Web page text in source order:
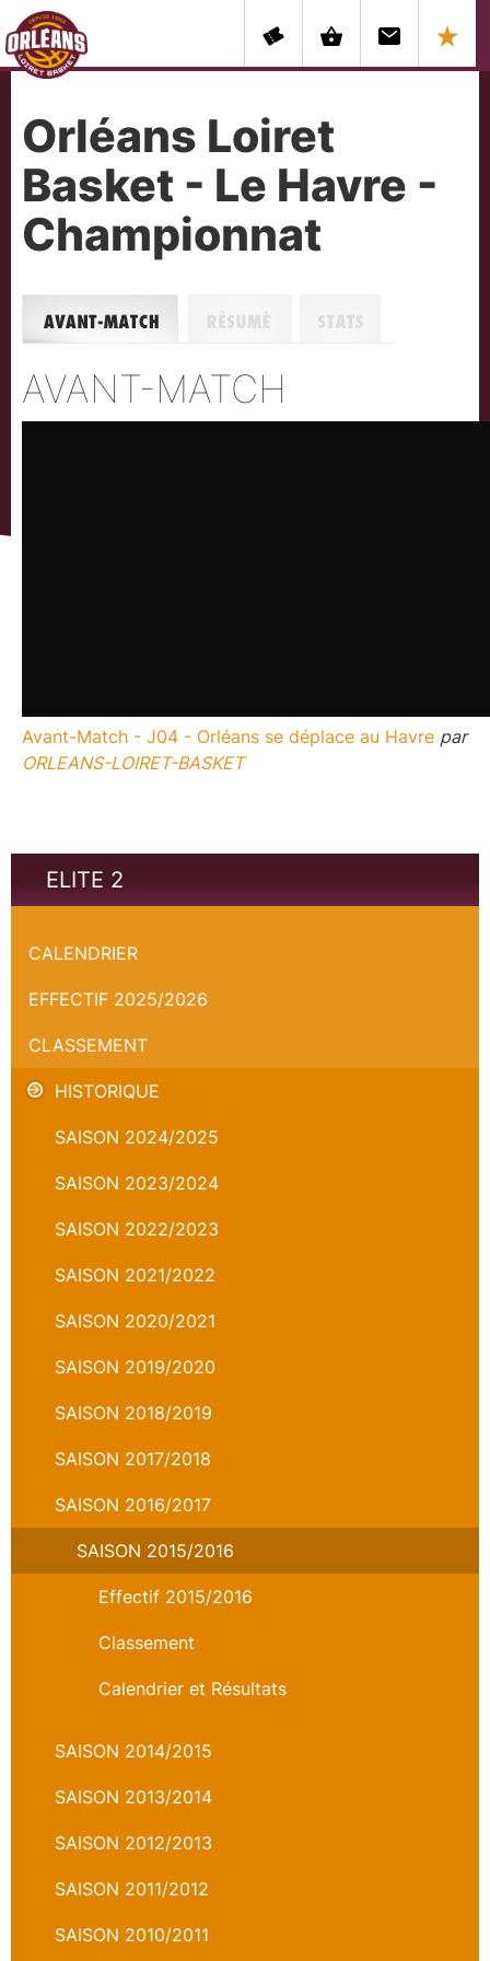
Orléans Loiret
Basket - Le Havre -
Championnat
AVANT-MATCH
Avant-Match - J04 - Orléans se déplace au Havre par
ORLEANS-LOIRET-BASKET
ELITE 2
CALENDRIER
EFFECTIF 2025/2026
CLASSEMENT
HISTORIQUE
SAISON 2024/2025
SAISON 2023/2024
SAISON 2022/2023
SAISON 2021/2022
SAISON 2020/2021
SAISON 2019/2020
SAISON 2018/2019
SAISON 2017/2018
SAISON 2016/2017
SAISON 2015/2016
Effectif 2015/2016
Classement
Calendrier et Résultats
SAISON 2014/2015
SAISON 2013/2014
SAISON 2012/2013
SAISON 2011/2012
SAISON 2010/2011